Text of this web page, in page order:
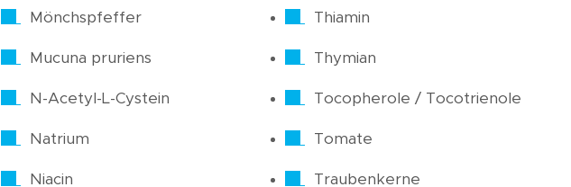
Mönchspfeffer
Mucuna pruriens
N-Acetyl-L-Cystein
Natrium
Niacin
Thiamin
Thymian
Tocopherole / Tocotrienole
Tomate
Traubenkerne